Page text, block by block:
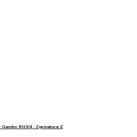
RH 3/4 - Zigrinatura: E